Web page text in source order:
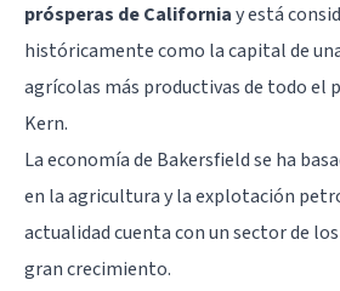
prósperas de Californiay está
históricamente como la capital de
agrícolas más productivas de todo el
Kern.
La economía de Bakersfield se ha
en la agricultura y la explotación
actualidad cuenta con un sector de
gran crecimiento.